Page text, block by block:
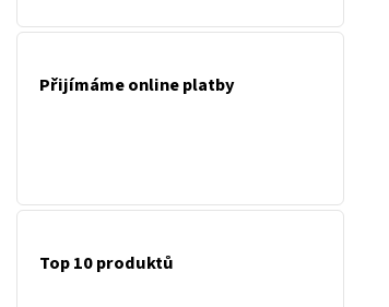
Přijímáme online platby
Top 10 produktů